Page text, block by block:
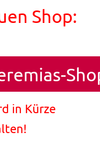
Shop:
in Kürze